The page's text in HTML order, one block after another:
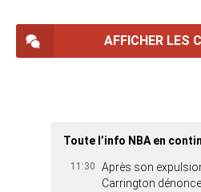
AFFICHER LES
Toute l’info NBA en
11:30
Après son
Carrington dénonce